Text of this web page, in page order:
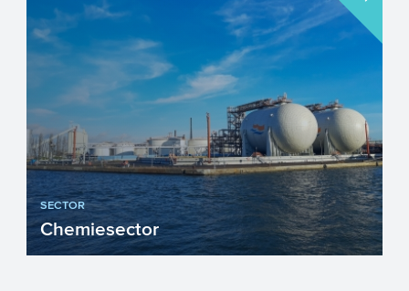
interessepeiling geweest voor de IPCEI
Waterstof. Heeft u destijds me...
SECTOR
Chemiesector